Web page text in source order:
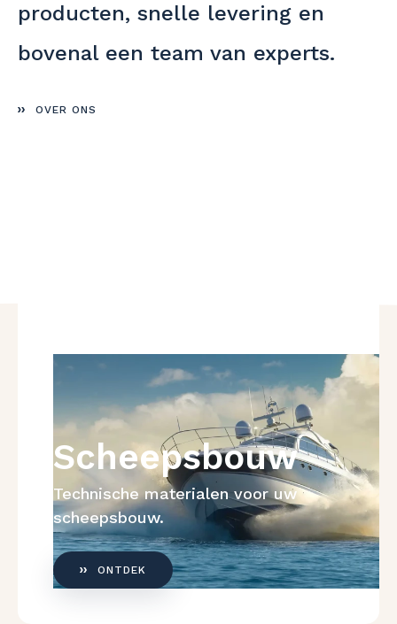
producten, snelle levering en
bovenal een team van experts.
OVER ONS
Scheepsbouw
Technische materialen voor uw
scheepsbouw.
ONTDEK